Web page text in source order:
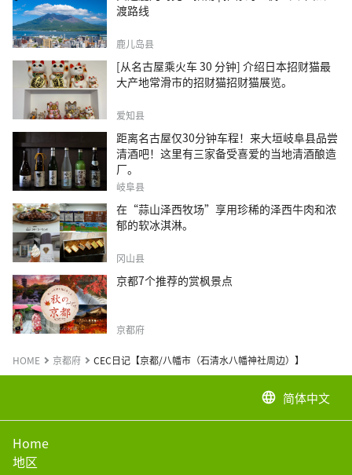
渡路线
鹿儿岛县
[从名古屋乘火车 30 分钟] 介绍日本招财猫最
大产地常滑市的招财猫招财猫展览。
爱知县
距离名古屋仅30分钟车程！来大垣岐阜县品尝
清酒吧！这里有三家备受喜爱的当地清酒酿造
厂。
岐阜县
在“蒜山泽西牧场”享用珍稀的泽西牛肉和浓
郁的软冰淇淋。
冈山县
京都7个推荐的赏枫景点
京都府
HOME 京都府 CEC日记【京都/八幡市（石清水八幡神社周边）】
language 简体中文
Home
地区